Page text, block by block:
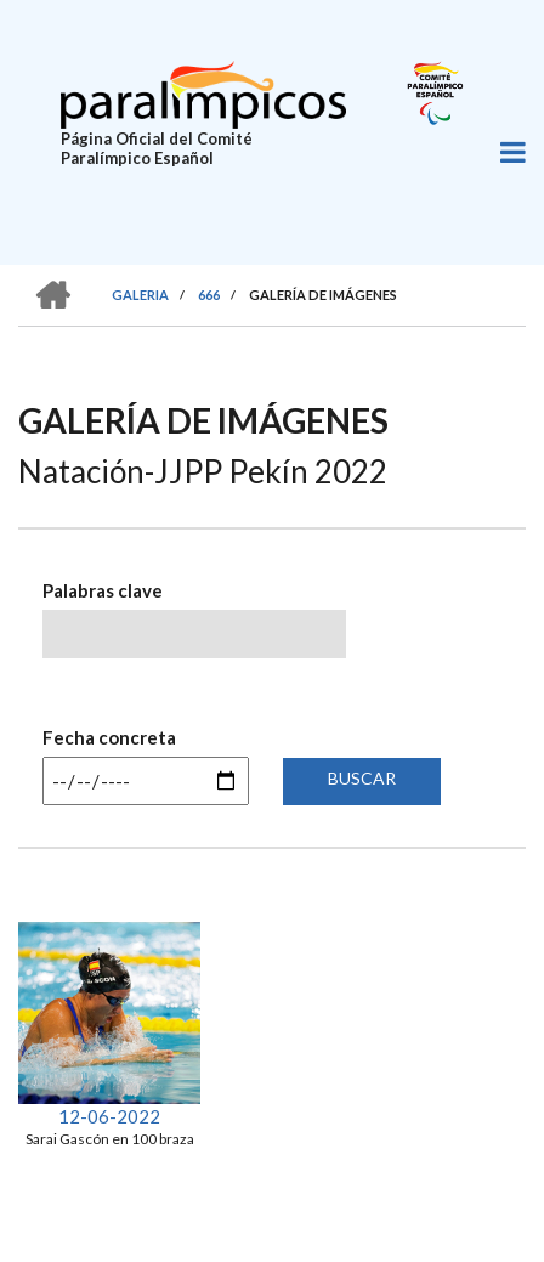
principal
Página Oficial del Comité
Paralímpico Español
SOBRESCRIBIR
DE
AYUDA
A
GALERIA
/ 666 / GALERÍA DE IMÁGENES
GALERÍA DE IMÁGENES
Natación-JJPP Pekín 2022
Palabras clave
Fecha concreta
12-06-2022
Sarai Gascón en 100 braza